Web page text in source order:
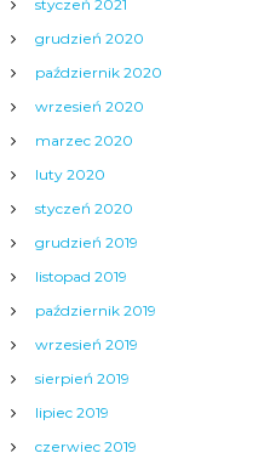
styczeń 2021
grudzień 2020
październik 2020
wrzesień 2020
marzec 2020
luty 2020
styczeń 2020
grudzień 2019
listopad 2019
październik 2019
wrzesień 2019
sierpień 2019
lipiec 2019
czerwiec 2019